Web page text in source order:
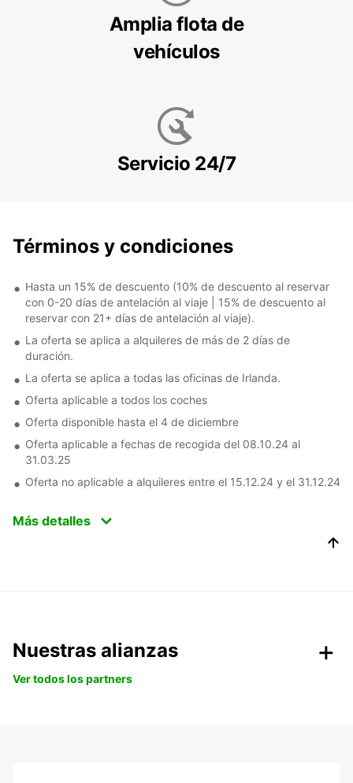
Amplia flota de
vehículos
Servicio 24/7
Términos y condiciones
Hasta un 15% de descuento (10% de descuento al reservar
con 0-20 días de antelación al viaje | 15% de descuento al
reservar con 21+ días de antelación al viaje).
La oferta se aplica a alquileres de más de 2 días de
duración.
La oferta se aplica a todas las oficinas de Irlanda.
Oferta aplicable a todos los coches
Oferta disponible hasta el 4 de diciembre
Oferta aplicable a fechas de recogida del 08.10.24 al
31.03.25
Oferta no aplicable a alquileres entre el 15.12.24 y el 31.12.24
Más detalles
Nuestras alianzas
Ver todos los partners